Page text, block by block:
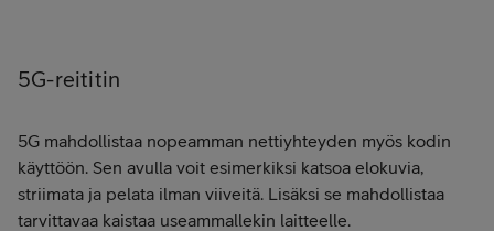
5G-reititin
5G mahdollistaa nopeamman nettiyhteyden myös kodin
käyttöön. Sen avulla voit esimerkiksi katsoa elokuvia,
striimata ja pelata ilman viiveitä. Lisäksi se mahdollistaa
tarvittavaa kaistaa useammallekin laitteelle.